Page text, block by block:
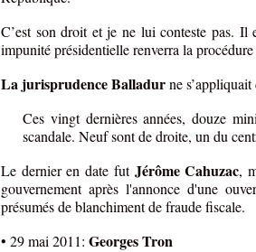
C’est son droit et je ne lui conteste pas. Il
impunité présidentielle renverra la
La jurisprudence Balladurne
Ces vingt dernières années, douze
scandale. Neuf sont de droite, un du
Le dernier en date fut Jérôme Cahuzac,
gouvernement après l'annonce d'une
présumés de blanchiment de fraude fiscale.
• 29 mai 2011: Georges Tron